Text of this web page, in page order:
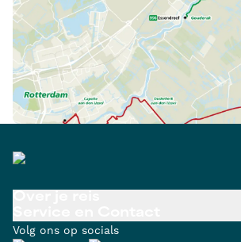
Volg ons op socials